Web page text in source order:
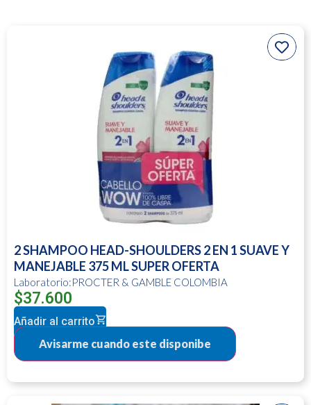
2 SHAMPOO HEAD-SHOULDERS 2 EN 1 SUAVE Y
MANEJABLE 375 ML SUPER OFERTA
Laboratorio:PROCTER & GAMBLE COLOMBIA
$37.600
Añadir al carrito